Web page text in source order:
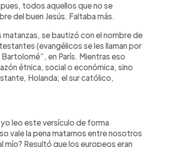
todos aquellos que no se
del buen Jesús. Faltaba más.
matanzas, se bautizó con el nombre de
(evangélicos se les llaman por
en París. Mientras eso
étnica, social o económica, sino
Holanda; el sur católico,
leo este versículo de forma
vale la pena matarnos entre nosotros
Resultó que los europeos eran